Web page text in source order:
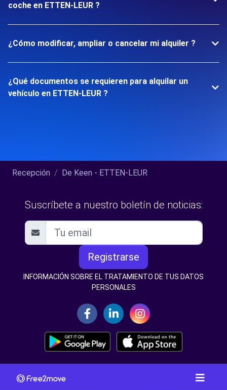
coche en ETTEN-LEUR ?
¿Cómo modificar, ampliar o cancelar mi alquiler ?
¿Qué documentos se requieren para alquilar un
vehículo en ETTEN-LEUR ?
Recepción De Keen - ETTEN-LEUR
Suscríbete a nuestro boletín de noticias:
Registrarse
INFORMACIÓN SOBRE EL TRATAMIENTO DE TUS DATOS
PERSONALES